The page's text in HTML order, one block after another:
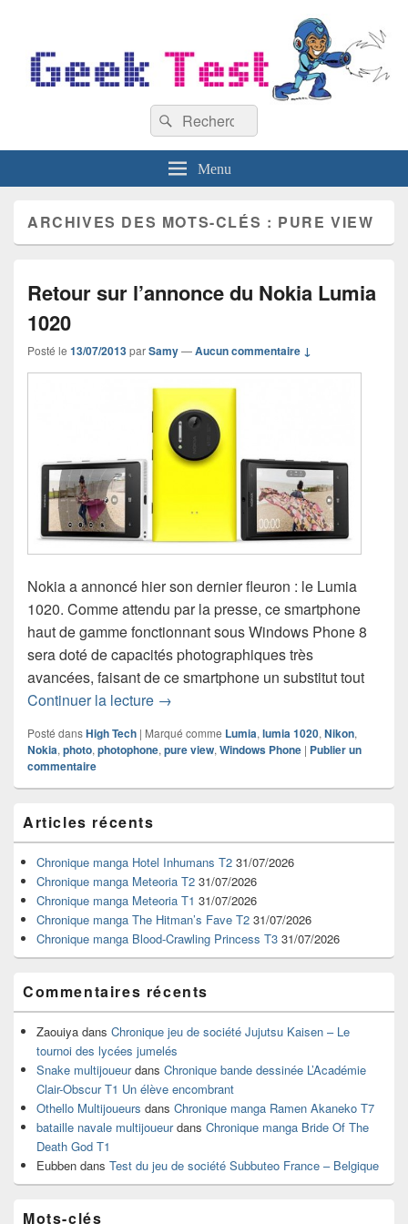
Recherche :
Rechercher
Menu
ARCHIVES DES MOTS-CLÉS : PURE VIEW
Retour sur l’annonce du Nokia Lumia
1020
Posté le 13/07/2013parSamy—Aucun commentaire ↓
Nokia a annoncé hier son dernier fleuron : le Lumia
1020. Comme attendu par la presse, ce smartphone
haut de gamme fonctionnant sous Windows Phone 8
sera doté de capacités photographiques très
avancées, faisant de ce smartphone un substitut tout
Continuer la lecture Retour sur l’annonce du Nokia Lumia
→
Posté dansHigh Tech | Marqué comme Lumia, lumia 1020, Nikon,
Nokia, photo, photophone, pure view, Windows Phone | Publier un
commentaire
principale
de
widget
pour
barre
latérale
Articles récents
Chronique manga Hotel Inhumans T2 31/07/2026
Chronique manga Meteoria T2 31/07/2026
Chronique manga Meteoria T1 31/07/2026
Chronique manga The Hitman’s Fave T2 31/07/2026
Chronique manga Blood-Crawling Princess T3 31/07/2026
Commentaires récents
Zaouiya dans Chronique jeu de société Jujutsu Kaisen – Le
tournoi des lycées jumelés
Snake multijoueurdans Chronique bande dessinée L’Académie
Clair-Obscur T1 Un élève encombrant
Othello Multijoueurs dans Chronique manga Ramen Akaneko T7
bataille navale multijoueurdans Chronique manga Bride Of The
Death God T1
Eubben dans Test du jeu de société Subbuteo France – Belgique
Mots-clés